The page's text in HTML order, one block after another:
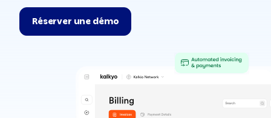
Réserver une démo